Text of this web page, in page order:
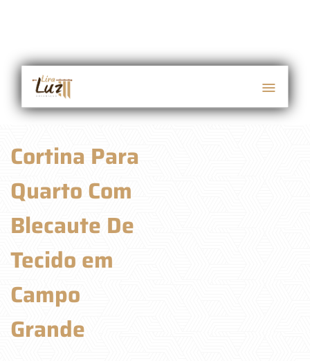
Cortina Para
Quarto Com
Blecaute De
Tecido em
Campo
Grande